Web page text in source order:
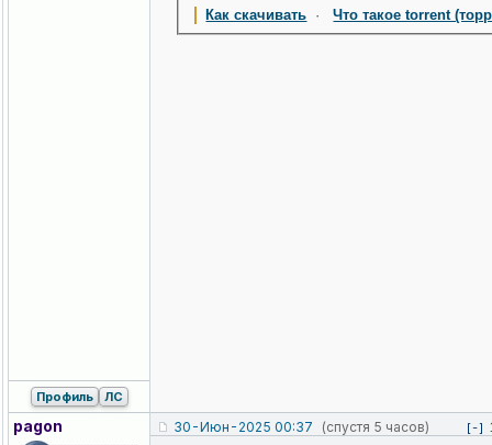
Как скачивать ·Что такое torrent
Профиль ЛС
pagon 30-Июн-2025 00:37 (спустя 5 часов) [-]